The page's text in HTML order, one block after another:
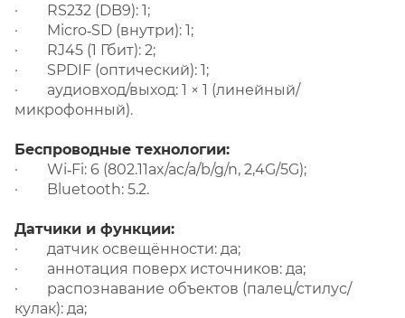
· RS232 (DB9): 1;
· Micro‑SD (внутри): 1;
· RJ45 (1 Гбит): 2;
· SPDIF (оптический): 1;
· аудиовход/выход: 1 × 1 (линейный/
микрофонный).
Беспроводные технологии:
· Wi‑Fi: 6 (802.11ax/ac/a/b/g/n, 2,4G/5G);
· Bluetooth: 5.2.
Датчики и функции:
· датчик освещённости: да;
· аннотация поверх источников: да;
· распознавание объектов (палец/стилус/
кулак): да;